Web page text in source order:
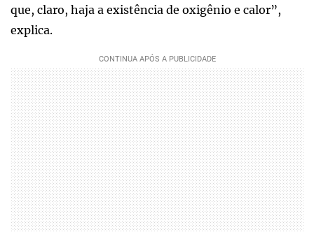
que, claro, haja a existência de oxigênio e calor”,
explica.